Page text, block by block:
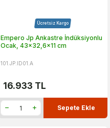
Ücretsiz Kargo
Empero Jp Ankastre İndüksiyonlu
Ocak, 43x32,6x11 cm
101.JP.ID01.A
16.933 TL
Sepete Ekle